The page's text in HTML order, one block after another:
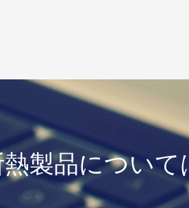
製品につい